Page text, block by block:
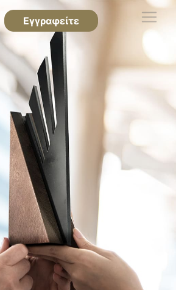
Εγγραφείτε